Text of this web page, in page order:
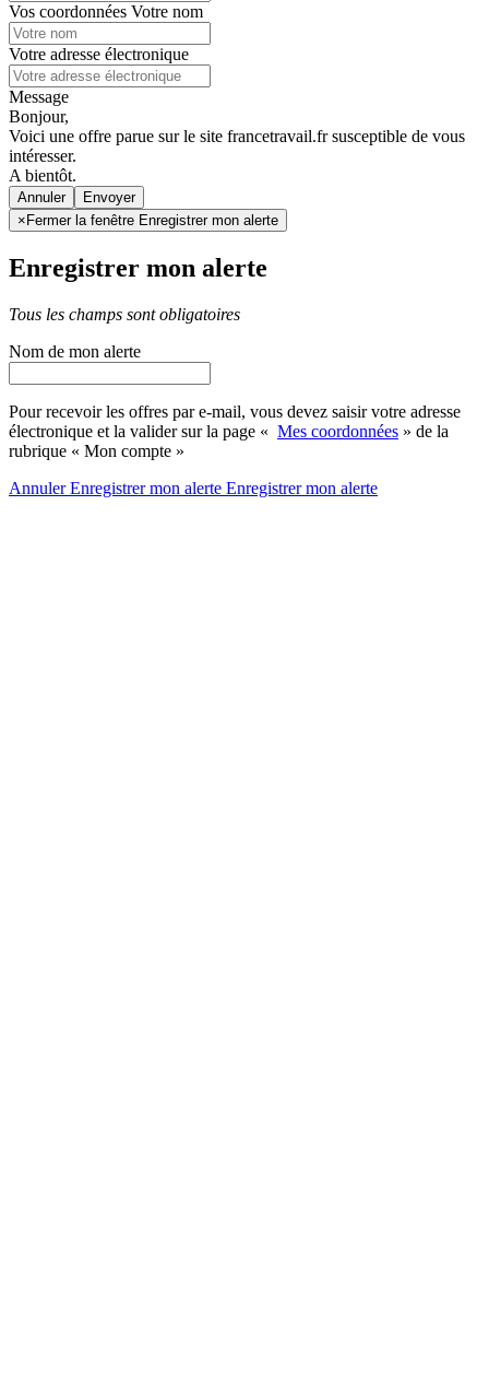
Vos coordonnées Votre nom
Votre adresse électronique
Message
Bonjour,
Voici une offre parue sur le site francetravail.fr susceptible de vous
intéresser.
A bientôt.
Annuler
× Fermer la fenêtre Enregistrer mon alerte
Enregistrer mon alerte
Tous les champs sont obligatoires
Nom de mon alerte
Pour recevoir les offres par e-mail, vous devez saisir votre adresse
électronique et la valider sur la page « Mes coordonnées » de la
rubrique « Mon compte »
AnnulerEnregistrer mon alerte Enregistrermon alerte